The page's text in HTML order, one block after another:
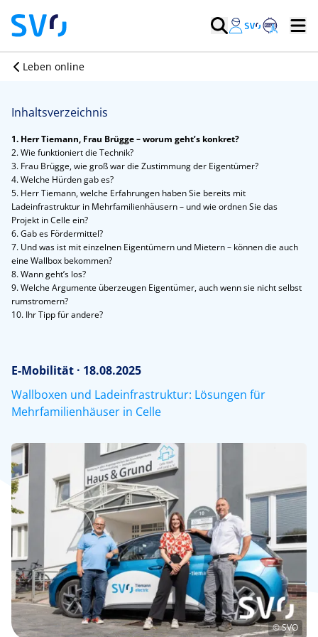
Leben online
Inhaltsverzeichnis
1. Herr Tiemann, Frau Brügge – worum geht’s konkret?
2. Wie funktioniert die Technik?
3. Frau Brügge, wie groß war die Zustimmung der Eigentümer?
4. Welche Hürden gab es?
5. Herr Tiemann, welche Erfahrungen haben Sie bereits mit
Ladeinfrastruktur in Mehrfamilienhäusern – und wie ordnen Sie das
Projekt in Celle ein?
6. Gab es Fördermittel?
7. Und was ist mit einzelnen Eigentümern und Mietern – können die auch
eine Wallbox bekommen?
8. Wann geht’s los?
9. Welche Argumente überzeugen Eigentümer, auch wenn sie nicht selbst
rumstromern?
10. Ihr Tipp für andere?
E-Mobilität · 18.08.2025
Wallboxen und Ladeinfrastruktur: Lösungen für
Mehrfamilienhäuser in Celle
© SVO